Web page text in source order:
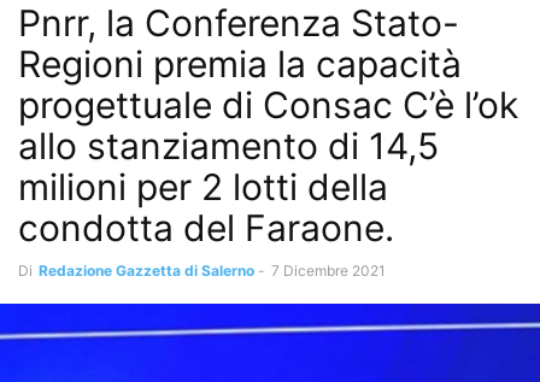
Pnrr, la Conferenza Stato-
Regioni premia la capacità
progettuale di Consac C’è l’ok
allo stanziamento di 14,5
milioni per 2 lotti della
condotta del Faraone.
Di Redazione Gazzetta di Salerno - 7 Dicembre 2021